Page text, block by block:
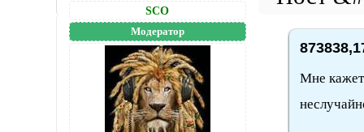
SCO
Модератор
Мне